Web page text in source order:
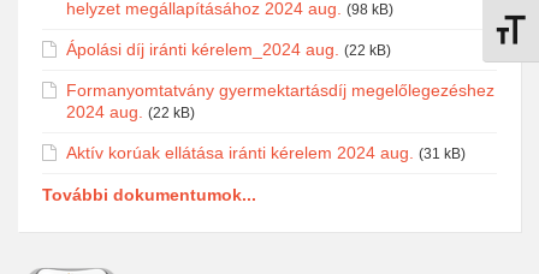
helyzet megállapításához 2024 aug. (98 kB)
Ápolási díj iránti kérelem_2024 aug. (22 kB)
Formanyomtatvány gyermektartásdíj megelőlegezéshez
2024 aug. (22 kB)
Aktív korúak ellátása iránti kérelem 2024 aug. (31 kB)
További dokumentumok...